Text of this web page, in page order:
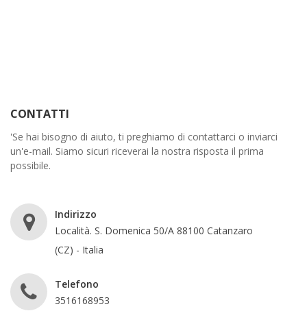
CONTATTI
'Se hai bisogno di aiuto, ti preghiamo di contattarci o inviarci
un'e-mail. Siamo sicuri riceverai la nostra risposta il prima
possibile.
Indirizzo
Località. S. Domenica 50/A 88100 Catanzaro
(CZ) - Italia
Telefono
3516168953